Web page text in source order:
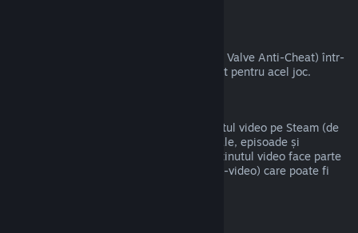
Dacă ai primit banare de la VAC (sistemul Valve Anti-Cheat) într-
un joc, pierzi dreptul de a mai fi rambursat pentru acel joc.
Nu putem oferi rambursări pentru conținutul video pe Steam (de
exemplu, pentru filme, scurtmetraje, seriale, episoade și
tutoriale), cu excepția cazului în care conținutul video face parte
dintr-un set care conține alt conținut (non-video) care poate fi